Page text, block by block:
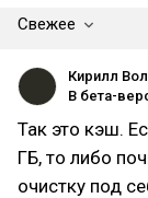
Свежее
Кирилл
Так это кэш.
ГБ, то либо
очистку под